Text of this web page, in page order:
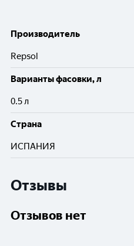
Производитель
Repsol
Варианты фасовки, л
0.5 л
Cтрана
ИСПАНИЯ
Отзывы
Отзывов нет